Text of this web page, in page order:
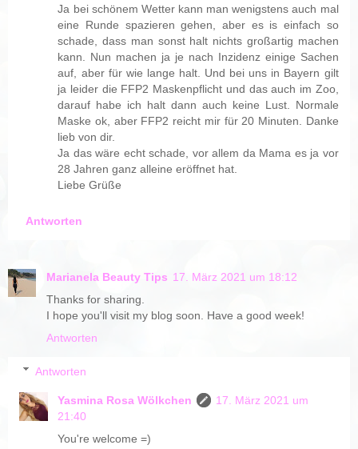
Ja bei schönem Wetter kann man wenigstens auch mal
eine Runde spazieren gehen, aber es is einfach so
schade, dass man sonst halt nichts großartig machen
kann. Nun machen ja je nach Inzidenz einige Sachen
auf, aber für wie lange halt. Und bei uns in Bayern gilt
ja leider die FFP2 Maskenpflicht und das auch im Zoo,
darauf habe ich halt dann auch keine Lust. Normale
Maske ok, aber FFP2 reicht mir für 20 Minuten. Danke
lieb von dir.
Ja das wäre echt schade, vor allem da Mama es ja vor
28 Jahren ganz alleine eröffnet hat.
Liebe Grüße
Antworten
Marianela Beauty Tips 17. März 2021 um 18:12
Thanks for sharing.
I hope you'll visit my blog soon. Have a good week!
Antworten
Antworten
Yasmina Rosa Wölkchen
17. März 2021 um
21:40
You're welcome =)